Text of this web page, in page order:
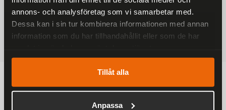
annons- och analysföretag som vi samarbetar med.
Dessa kan i sin tur kombinera informationen med annan
information som du har tillhandahållit eller som de har
Tillåt alla
Anpassa
Inom Sverige med DHL
SÄKRA BETALNINGAR
Betalkort, Klarna eller Swish